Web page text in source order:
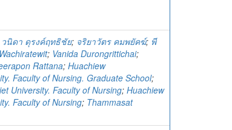
วนิดา ดุรงค์ฤทธิชัย; จริยาวัตร คมพยัคฆ์; พี
; Vanida Durongrittichai;
Rattana; Huachiew
Faculty of Nursing. Graduate School;
University. Faculty of Nursing; Huachiew
Faculty of Nursing; Thammasat